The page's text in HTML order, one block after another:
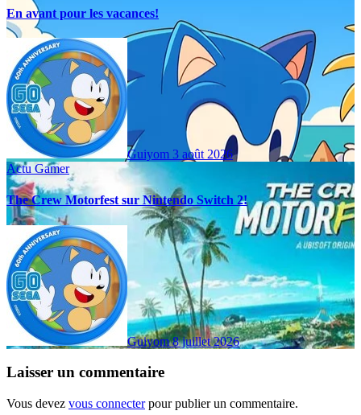
En avant pour les vacances!
Guiyom 3 août 2026
Actu Gamer
The Crew Motorfest sur Nintendo Switch 2!
Guiyom8 juillet 2026
Laisser un commentaire
Vous devez vous connecterpour publier un commentaire.